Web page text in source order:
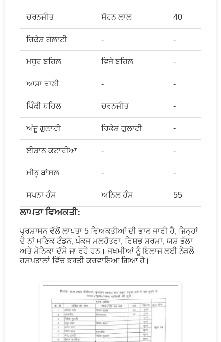
ਚਰਨਜੀਤ ਸੋਹਨ ਲਾਲ 40
ਰਿਕੇਸ਼ ਗੁਲਾਟੀ - -
ਮਧੁਰ ਬਹਿਲ ਵਿਜੇ ਬਹਿਲ -
ਆਸ਼ਾ ਰਾਣੀ - -
ਪਿੰਕੀ ਬਹਿਲ ਚਰਨਜੀਤ -
ਅੰਜੂ ਗੁਲਾਟੀ ਰਿਕੇਸ਼ ਗੁਲਾਟੀ -
ਈਸ਼ਾਨ ਕਟਾਰੀਆ - -
ਮੀਨੂ ਬਾਂਸਲ - -
ਸਪਨਾ ਹੰਸ ਅਨਿਲ ਹੰਸ 55
ਲਾਪਤਾ ਵਿਅਕਤੀ:
ਪ੍ਰਸ਼ਾਸਨ ਵੱਲੋਂ ਲਾਪਤਾ 5 ਵਿਅਕਤੀਆਂ ਦੀ ਭਾਲ ਜਾਰੀ ਹੈ, ਜਿਨ੍ਹਾਂ
ਦੇ ਨਾਂ ਮਣਿਕ ਟੰਡਨ, ਪੰਕਜ ਮਲਹੋਤਰਾ, ਰਿਸ਼ਭ ਸ਼ਰਮਾ, ਯਸ਼ ਭੱਲਾ
ਅਤੇ ਮੋਨਿਕਾ ਦੱਸੇ ਜਾ ਰਹੇ ਹਨ। ਜ਼ਖਮੀਆਂ ਨੂੰ ਇਲਾਜ ਲਈ ਨੇੜਲੇ
ਹਸਪਤਾਲਾਂ ਵਿੱਚ ਭਰਤੀ ਕਰਵਾਇਆ ਗਿਆ ਹੈ।